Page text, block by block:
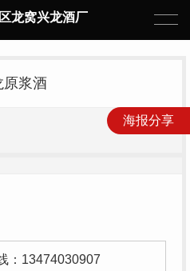
龙窝兴龙酒厂
原浆酒
： 13474030907
海报分享